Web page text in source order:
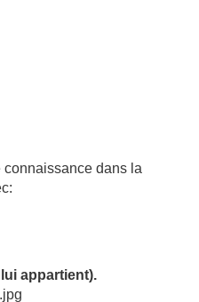
dans la
appartient).